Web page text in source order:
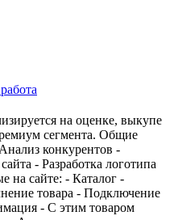
на оценке, выкупе
сегмента. Общие
конкурентов -
- Разработка логотипа
на сайте: - Каталог -
товара - Подключение
- С этим товаром